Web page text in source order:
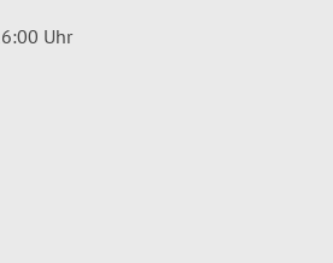
Uhr